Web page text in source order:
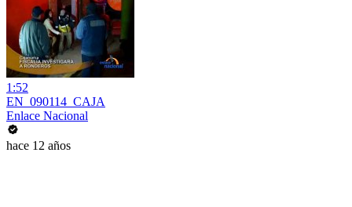
1:52
EN_090114_CAJA
Enlace Nacional
hace 12 años